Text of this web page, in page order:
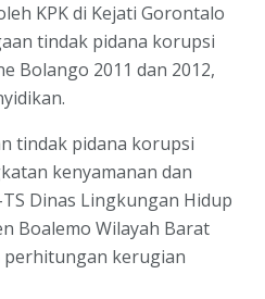
KPK di Kejati Gorontalo
tindak pidana korupsi
Bolango 2011 dan 2012,
tindak pidana korupsi
kenyamanan dan
Dinas Lingkungan Hidup
Boalemo Wilayah Barat
perhitungan kerugian